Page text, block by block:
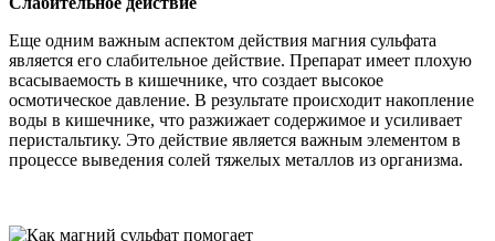
Еще одним важным аспектом действия магния сульфата
является его слабительное действие. Препарат имеет плохую
всасываемость в кишечнике, что создает высокое
осмотическое давление. В результате происходит накопление
воды в кишечнике, что разжижает содержимое и усиливает
перистальтику. Это действие является важным элементом в
процессе выведения солей тяжелых металлов из организма.